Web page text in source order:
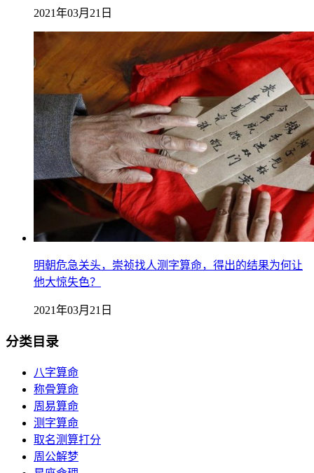
2021年03月21日
明朝危急关头，崇祯找人测字算命，得出的结果为何让
他大惊失色？
2021年03月21日
分类目录
八字算命
称骨算命
周易算命
测字算命
取名测算打分
周公解梦